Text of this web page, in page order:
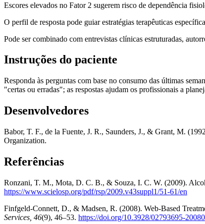
Escores elevados no Fator 2 sugerem risco de dependência
O perfil de resposta pode guiar estratégias terapêuticas
Pode ser combinado com entrevistas clínicas estruturadas,
Instruções do paciente
Responda às perguntas com base no consumo das últimas
"certas ou erradas"; as respostas ajudam os profissionais a
Desenvolvedores
Babor, T. F., de la Fuente, J. R., Saunders, J., & Grant, M.
Organization.
Referências
Ronzani, T. M., Mota, D. C. B., & Souza, I. C. W. (2009).
https://www.scielosp.org/pdf/rsp/2009.v43suppl1/51-61/en
Finfgeld-Connett, D., & Madsen, R. (2008). Web-Based
Services, 46(9), 46–53. https://doi.org/10.3928/02793695-